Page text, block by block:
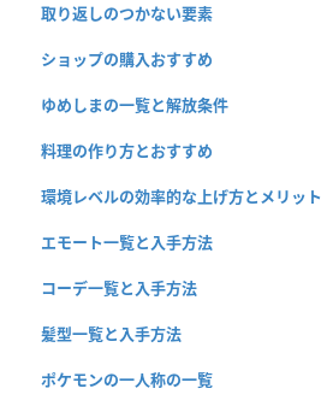
取り返しのつかない要素
ショップの購入おすすめ
ゆめしまの一覧と解放条件
料理の作り方とおすすめ
環境レベルの効率的な上げ方とメリット
エモート一覧と入手方法
コーデ一覧と入手方法
髪型一覧と入手方法
ポケモンの一人称の一覧